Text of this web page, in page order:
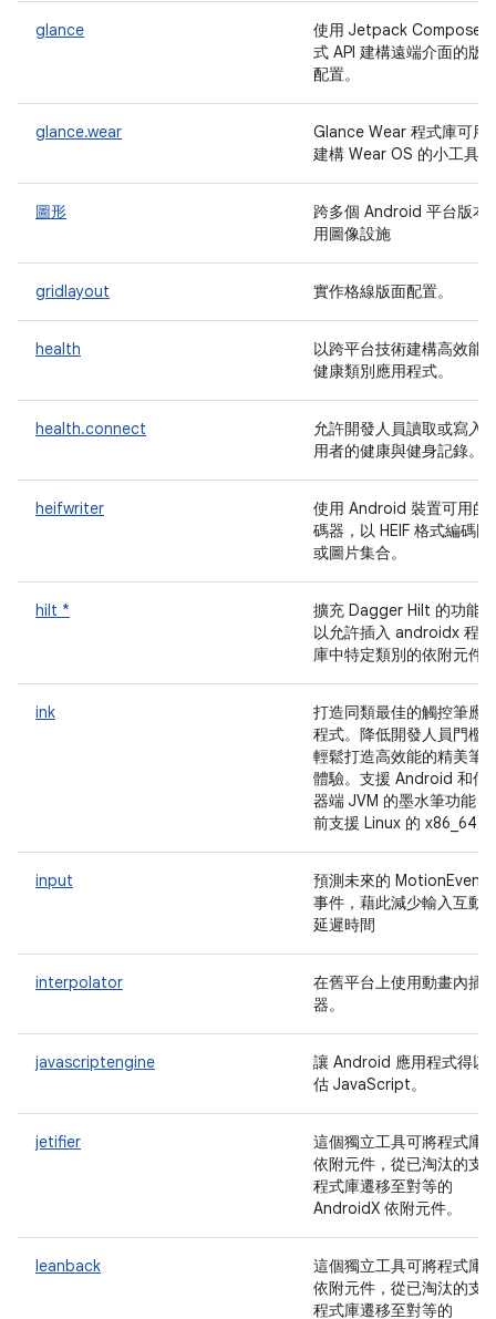
glance
使用 Jetpack Compose
式 API 建構遠端介面的版
配置。
glance.wear
Glance Wear 程式庫可用
建構 Wear OS 的小工具
圖形
跨多個 Android 平台版本
用圖像設施
gridlayout 實作格線版面配置。
health
以跨平台技術建構高效能
健康類別應用程式。
health.connect
允許開發人員讀取或寫入
用者的健康與健身記錄。
heifwriter
使用 Android 裝置可用的
碼器，以 HEIF 格式編碼圖
或圖片集合。
hilt *
擴充 Dagger Hilt 的功能，
以允許插入 androidx 程式
庫中特定類別的依附元件
ink
打造同類最佳的觸控筆應
程式。降低開發人員門檻
輕鬆打造高效能的精美筆
體驗。支援 Android 和伺
器端 JVM 的墨水筆功能 (
前支援 Linux 的 x86_64)
input
預測未來的 MotionEvents
事件，藉此減少輸入互動
延遲時間
interpolator
在舊平台上使用動畫內插
器。
javascriptengine
讓 Android 應用程式得以
估 JavaScript。
jetifier
這個獨立工具可將程式庫
依附元件，從已淘汰的支
程式庫遷移至對等的
AndroidX 依附元件。
leanback
這個獨立工具可將程式庫
依附元件，從已淘汰的支
程式庫遷移至對等的